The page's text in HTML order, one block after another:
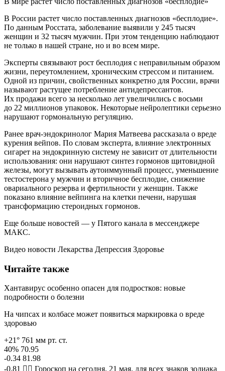
В России растет число поставленных диагнозов «бесплодие».
По данным Росстата, заболевание выявили у 245 тысяч
женщин и 32 тысяч мужчин. При этом тенденцию наблюдают
не только в нашей стране, но и во всем мире.
Эксперты связывают рост бесплодия с неправильным образом
жизни, переутомлением, хроническим стрессом и питанием.
Одной из причин, свойственных конкретно для России, врачи
называют растущее потребление антидепрессантов.
Их продажи всего за несколько лет увеличились с восьми
до 22 миллионов упаковок. Некоторые нейролептики серьезно
нарушают гормональную регуляцию.
Ранее врач-эндокринолог Мария Матвеева рассказала о вреде
курения вейпов. По словам эксперта, влияние электронных
сигарет на эндокринную систему не зависит от длительности
использования: они нарушают синтез гормонов щитовидной
железы, могут вызывать аутоиммунный процесс, уменьшение
тестостерона у мужчин и вторичное бесплодие, снижение
овариального резерва и фертильности у женщин. Также
показано влияние вейпинга на клетки печени, нарушая
трансформацию стероидных гормонов.
Еще больше новостей — у Пятого канала в мессенджере
МАКС.
Видео новости Лекарства Депрессия Здоровье
Читайте также
Хантавирус особенно опасен для подростков: новые
подробности о болезни
На чипсах и колбасе может появиться маркировка о вреде
здоровью
+21° 761 мм рт. ст.
40% 70.95
-0.34 81.98
-0.81 🧙‍♀ Гороскоп на сегодня, 21 мая, для всех знаков зодиака